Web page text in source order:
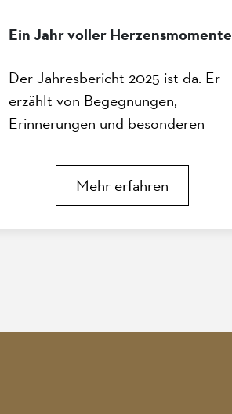
Ein Jahr voller Herzensmomente
Der Jahresbericht 2025 ist da. Er
erzählt von Begegnungen,
Erinnerungen und besonderen
im Pfauen geprägt haben.
Mehr erfahren